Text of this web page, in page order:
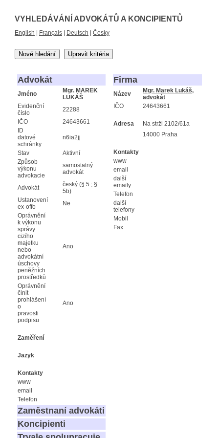
VYHLEDÁVÁNÍ ADVOKÁTŮ A KONCIPIENTŮ
English Français Deutsch Česky
Nové hledání Upravit kritéria
Advokát
Jméno
Mgr. MAREK
LUKÁŠ
Evidenční
číslo
22288
IČO
24643661
ID
datové
schránky
n6ia2jj
Stav
Aktivní
Způsob
výkonu
advokacie
samostatný
advokát
Advokát
český (§ 5 ; §
5b)
Ustanovení
ex-offo
Ne
Oprávnění
k výkonu
správy
cizího
majetku
nebo
advokátní
úschovy
peněžních
prostředků
Ano
Oprávnění
činit
prohlášení
o
pravosti
podpisu
Ano
Zaměření
Jazyk
Kontakty
www
email
Telefon
Zaměstnaní advokáti
Koncipienti
Firma
Název
Mgr. Marek Lukáš,
advokát
IČO
24643661
Adresa
Na strži 2102/61a
14000 Praha
Kontakty
www
email
další
emaily
Telefon
další
telefony
Mobil
Fax